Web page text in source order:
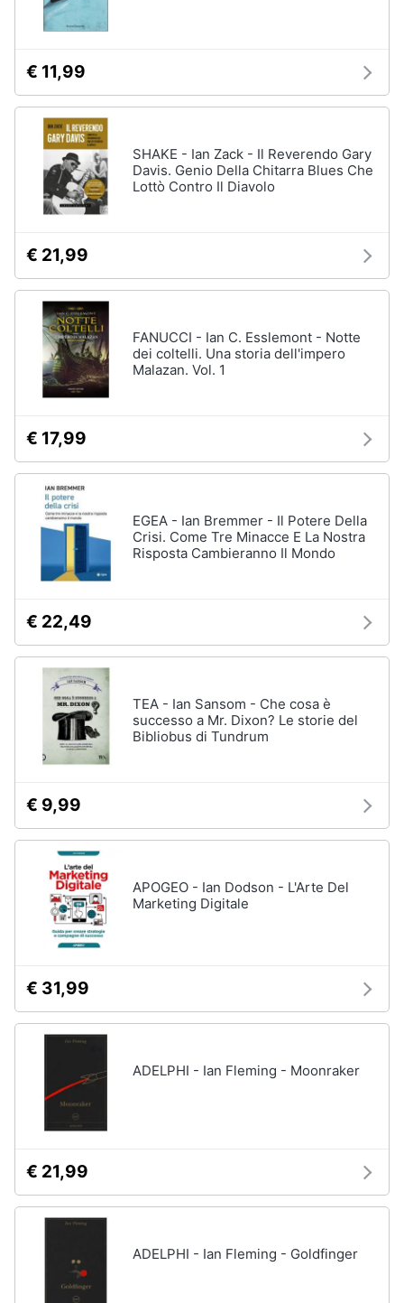
€ 11,99
SHAKE - Ian Zack - Il Reverendo Gary
Davis. Genio Della Chitarra Blues Che
Lottò Contro Il Diavolo
€ 21,99
FANUCCI - Ian C. Esslemont - Notte
dei coltelli. Una storia dell'impero
Malazan. Vol. 1
€ 17,99
EGEA - Ian Bremmer - Il Potere Della
Crisi. Come Tre Minacce E La Nostra
Risposta Cambieranno Il Mondo
€ 22,49
TEA - Ian Sansom - Che cosa è
successo a Mr. Dixon? Le storie del
Bibliobus di Tundrum
€ 9,99
APOGEO - Ian Dodson - L'Arte Del
Marketing Digitale
€ 31,99
ADELPHI - Ian Fleming - Moonraker
€ 21,99
ADELPHI - Ian Fleming - Goldfinger